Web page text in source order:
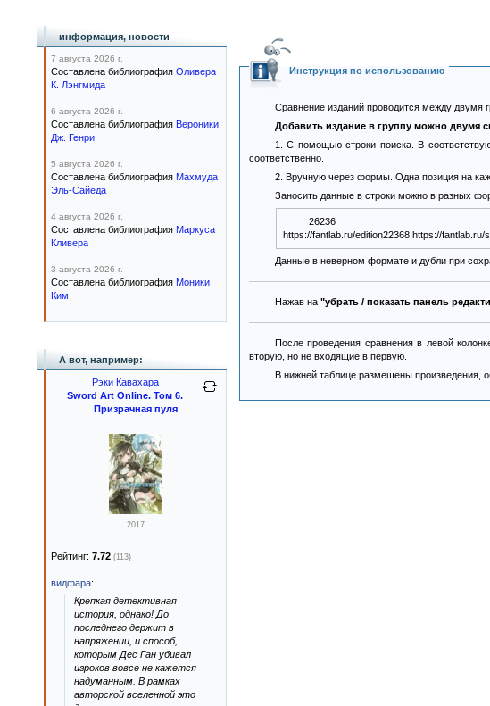
Инструкция по использованию
Сравнение изданий проводится между двумя
Добавить издание в группу можно двумя
1. С помощью строки поиска. В
соответственно.
2. Вручную через формы. Одна позиция на
Заносить данные в строки можно в разных
26236
https://fantlab.ru/edition22368 https://
Данные в неверном формате и дубли при
Нажав на "убрать / показать панель
После проведения сравнения в левой
вторую, но не входящие в первую.
В нижней таблице размещены произведения,
информация, новости
7 августа 2026 г.
Составлена библиография Оливера
К. Лэнгмида
6 августа 2026 г.
Составлена библиография Вероники
Дж. Генри
5 августа 2026 г.
Составлена библиография Махмуда
Эль-Сайеда
4 августа 2026 г.
Составлена библиография Маркуса
Кливера
3 августа 2026 г.
Составлена библиография Моники
Ким
А вот, например:
Рэки Кавахара
Sword Art Online. Том 6.
Призрачная пуля
2017
Рейтинг: 7.72 (113)
видфара:
Крепкая детективная
история, однако! До
последнего держит в
напряжении, и способ,
которым Дес Ган убивал
игроков вовсе не кажется
надуманным. В рамках
авторской вселенной это